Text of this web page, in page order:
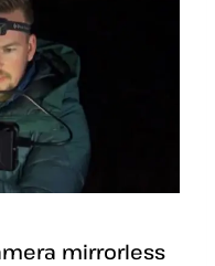
mirrorless